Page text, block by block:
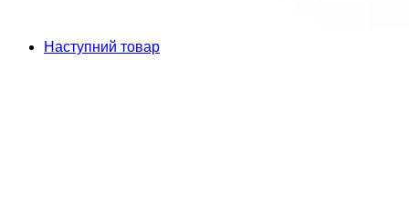
Наступний товар